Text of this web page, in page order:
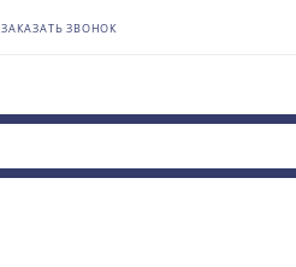
ЗАКАЗАТЬ ЗВОНОК